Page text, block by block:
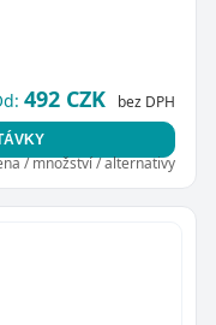
492 CZK bez DPH
/ množství / alternativy